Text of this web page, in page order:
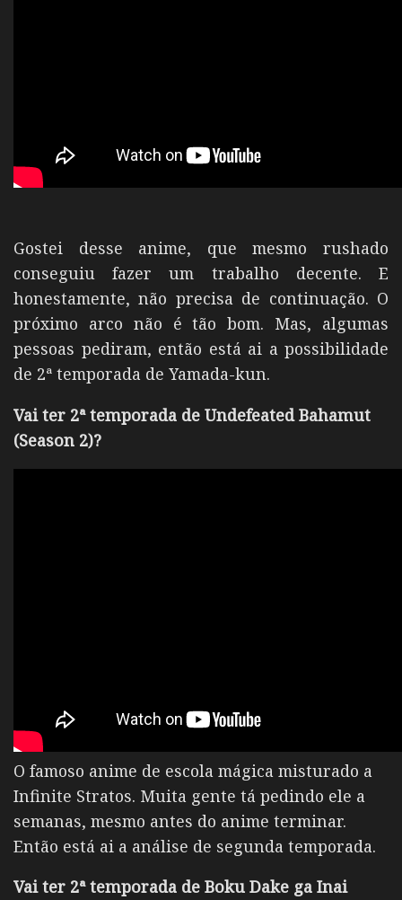
Gostei desse anime, que mesmo rushado
conseguiu fazer um trabalho decente. E
honestamente, não precisa de continuação. O
próximo arco não é tão bom. Mas, algumas
pessoas pediram, então está ai a possibilidade
de 2ª temporada de Yamada-kun.
Vai ter 2ª temporada de Undefeated Bahamut
(Season 2)?
O famoso anime de escola mágica misturado a
Infinite Stratos. Muita gente tá pedindo ele a
semanas, mesmo antes do anime terminar.
Então está ai a análise de segunda temporada.
Vai ter 2ª temporada de Boku Dake ga Inai